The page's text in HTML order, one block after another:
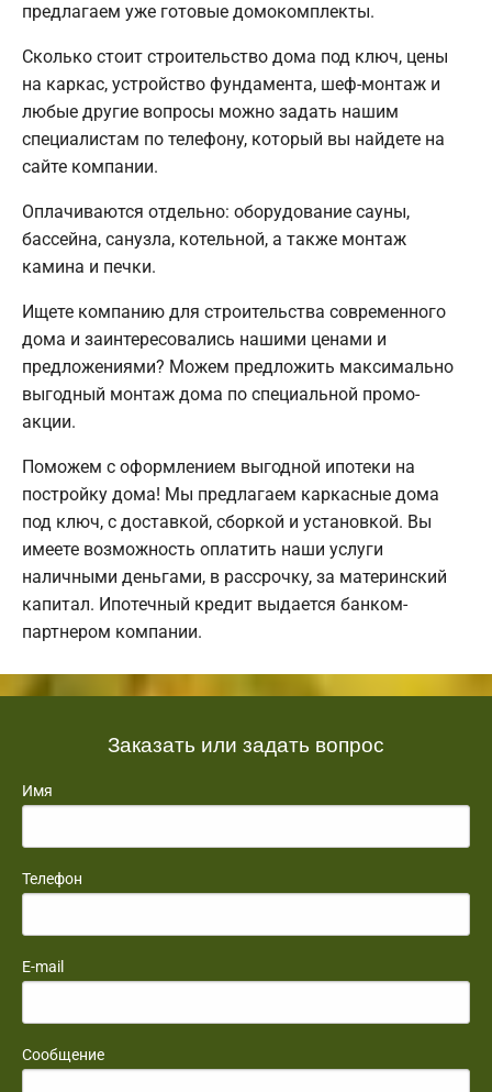
предлагаем уже готовые домокомплекты.
Сколько стоит строительство дома под ключ, цены
на каркас, устройство фундамента, шеф-монтаж и
любые другие вопросы можно задать нашим
специалистам по телефону, который вы найдете на
сайте компании.
Оплачиваются отдельно: оборудование сауны,
бассейна, санузла, котельной, а также монтаж
камина и печки.
Ищете компанию для строительства современного
дома и заинтересовались нашими ценами и
предложениями? Можем предложить максимально
выгодный монтаж дома по специальной промо-
акции.
Поможем с оформлением выгодной ипотеки на
постройку дома! Мы предлагаем каркасные дома
под ключ, с доставкой, сборкой и установкой. Вы
имеете возможность оплатить наши услуги
наличными деньгами, в рассрочку, за материнский
капитал. Ипотечный кредит выдается банком-
партнером компании.
Заказать или задать вопрос
Имя
Телефон
E-mail
Сообщение